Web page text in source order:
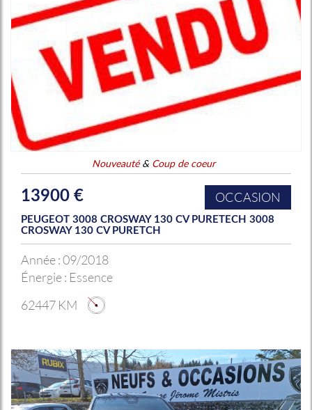
Nouveauté& Coup de coeur
13900 € OCCASION
PEUGEOT 3008 CROSWAY 130 CV PURETECH 3008
CROSWAY 130 CV PURETCH
Année :09/2018
Énergie : Essence
62447 KM